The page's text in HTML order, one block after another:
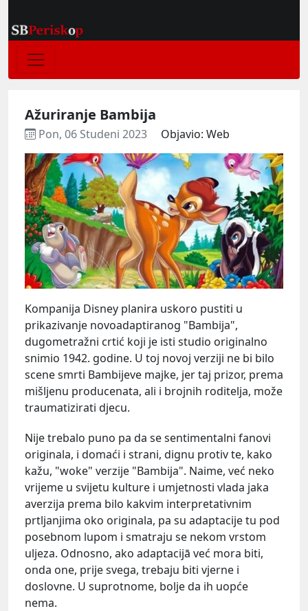
Ažuriranje Bambija
Pon, 06 Studeni 2023 Objavio: Web
Kompanija Disney planira uskoro pustiti u
prikazivanje novoadaptiranog "Bambija",
dugometražni crtić koji je isti studio originalno
snimio 1942. godine. U toj novoj verziji ne bi bilo
scene smrti Bambijeve majke, jer taj prizor, prema
mišljenu producenata, ali i brojnih roditelja, može
traumatizirati djecu.
Nije trebalo puno pa da se sentimentalni fanovi
originala, i domaći i strani, dignu protiv te, kako
kažu, "woke" verzije "Bambija". Naime, već neko
vrijeme u svijetu kulture i umjetnosti vlada jaka
averzija prema bilo kakvim interpretativnim
prtljanjima oko originala, pa su adaptacije tu pod
posebnom lupom i smatraju se nekom vrstom
uljeza. Odnosno, ako adaptacijā već mora biti,
onda one, prije svega, trebaju biti vjerne i
doslovne. U suprotnome, bolje da ih uopće
nema.